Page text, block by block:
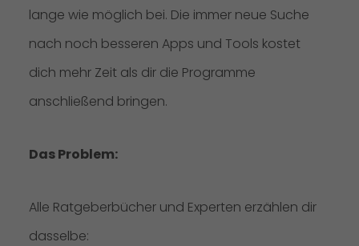
lange wie möglich bei. Die immer neue Suche
nach noch besseren Apps und Tools kostet
dich mehr Zeit als dir die Programme
anschließend bringen.
Das Problem:
Alle Ratgeberbücher und Experten erzählen dir
dasselbe: